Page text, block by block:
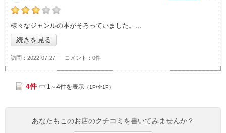
Chiliの「ACADEMIAイーアスつくば店>」おすすめ度：
様々なジャンルの本がそろっていました。
続きを見る
訪問 2022-07-27 コメント 0件
4件 中 1～4件を表示 （1P/全1P）
あなたもこのお店のクチコミを書いてみませんか？